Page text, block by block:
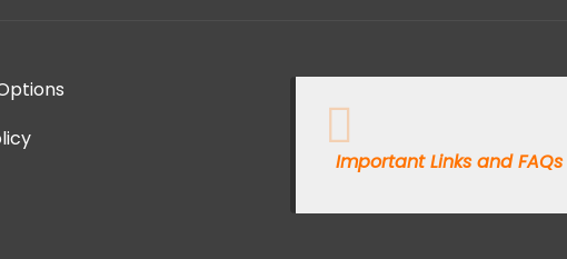
Important Links and FAQs